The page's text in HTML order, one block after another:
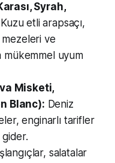
Syrah,
Kuzu etli arapsaçı,
ve
mükemmel uyum
Misketi,
Blanc): Deniz
enginarlı tarifler
salatalar